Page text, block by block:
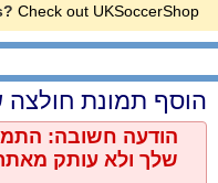
Check out UKSoccerShop!
הוסף תמונת חולצה
הודעה חשובה:
שלך ולא עותק